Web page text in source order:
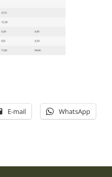
E-mail WhatsApp